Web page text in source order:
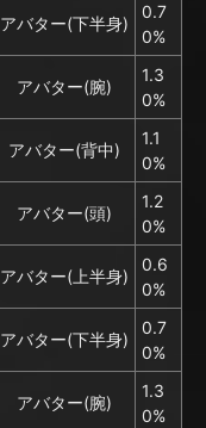
アバター(下半身)
0.7
0%
アバター(腕)
1.3
0%
アバター(背中)
1.1
0%
アバター(頭)
1.2
0%
アバター(上半身)
0.6
0%
アバター(下半身)
0.7
0%
アバター(腕)
1.3
0%